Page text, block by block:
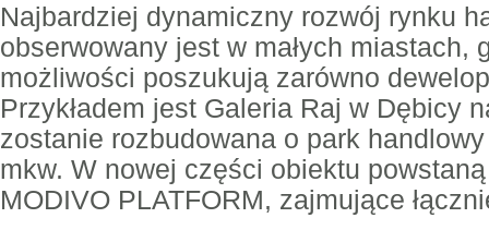
Najbardziej dynamiczny rozwój rynku
obserwowany jest w małych miastach,
możliwości poszukują zarówno
Przykładem jest Galeria Raj w Dębicy
zostanie rozbudowana o park
mkw. W nowej części obiektu
MODIVO PLATFORM, zajmujące